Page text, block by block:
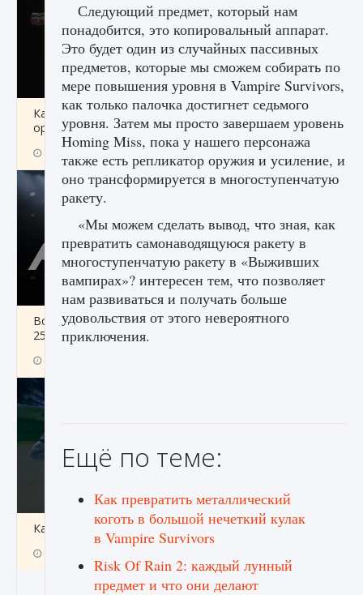
Как разблокировать чертеж счастливого
оружия в MW3 и Warzone
9 августа 2024 1 151
Все новые функции Ultimate Team в EA FC
25
Как включить чат в Fortnite
Следующий предмет, который нам
понадобится, это копировальный аппарат.
Это будет один из случайных пассивных
предметов, которые мы сможем собирать по
мере повышения уровня в Vampire Survivors,
как только палочка достигнет седьмого
уровня. Затем мы просто завершаем уровень
Homing Miss, пока у нашего персонажа
также есть репликатор оружия и усиление, и
оно трансформируется в многоступенчатую
ракету.
«Мы можем сделать вывод, что зная, как
превратить самонаводящуюся ракету в
многоступенчатую ракету в «Выживших
вампирах»? интересен тем, что позволяет
нам развиваться и получать больше
удовольствия от этого невероятного
приключения.
Ещё по теме:
Как превратить металлический
коготь в большой нечеткий кулак
в Vampire Survivors
Risk Of Rain 2: каждый лунный
предмет и что они делают